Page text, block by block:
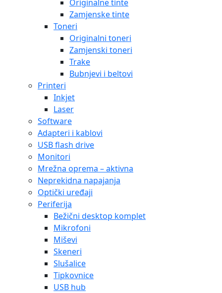
Originalne tinte
Zamjenske tinte
Toneri
Originalni toneri
Zamjenski toneri
Trake
Bubnjevi i beltovi
Printeri
Inkjet
Laser
Software
Adapteri i kablovi
USB flash drive
Monitori
Mrežna oprema – aktivna
Neprekidna napajanja
Optički uređaji
Periferija
Bežični desktop komplet
Mikrofoni
Miševi
Skeneri
Slušalice
Tipkovnice
USB hub